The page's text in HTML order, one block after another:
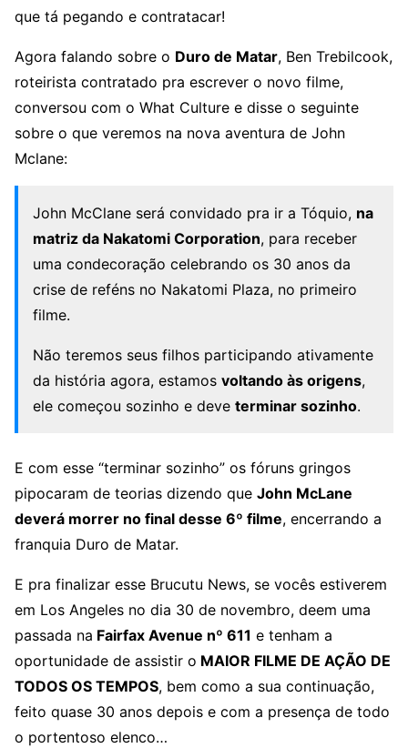
que tá pegando e contratacar!
Agora falando sobre o Duro de Matar, Ben Trebilcook,
roteirista contratado pra escrever o novo filme,
conversou com o What Culture e disse o seguinte
sobre o que veremos na nova aventura de John
Mclane:
John McClane será convidado pra ir a Tóquio, na
matriz da Nakatomi Corporation, para receber
uma condecoração celebrando os 30 anos da
crise de reféns no Nakatomi Plaza, no primeiro
filme.
Não teremos seus filhos participando ativamente
da história agora, estamos voltando às origens,
ele começou sozinho e deve terminar sozinho.
E com esse “terminar sozinho” os fóruns gringos
pipocaram de teorias dizendo que John McLane
deverá morrer no final desse 6º filme, encerrando a
franquia Duro de Matar.
E pra finalizar esse Brucutu News, se vocês estiverem
em Los Angeles no dia 30 de novembro, deem uma
passada na Fairfax Avenue nº 611 e tenham a
oportunidade de assistir o MAIOR FILME DE AÇÃO DE
TODOS OS TEMPOS, bem como a sua continuação,
feito quase 30 anos depois e com a presença de todo
o portentoso elenco…